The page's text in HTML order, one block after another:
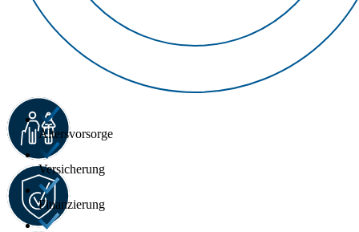
Altersvorsorge
Versicherung
Finanzierung